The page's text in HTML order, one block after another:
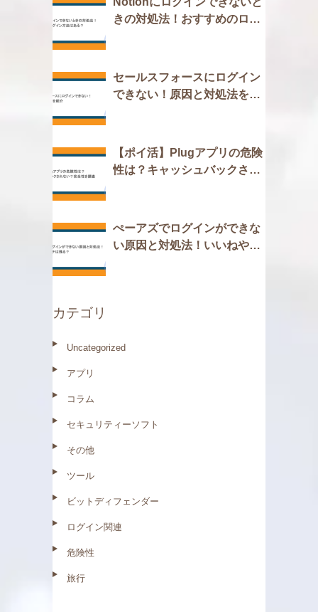
きの対処法！おすすめのログ
セールスフォースにログイン
できない！原因と対処法を紹
【ポイ活】Plugアプリの危険
性は？キャッシュバックされ
ぺーアズでログインができな
い原因と対処法！いいねやマ
カテゴリ
Uncategorized
アプリ
コラム
セキュリティーソフト
その他
ツール
ビットディフェンダー
ログイン関連
危険性
旅行